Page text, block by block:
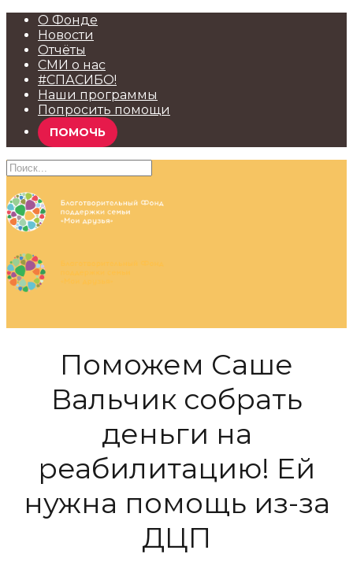
О Фонде
Новости
Отчёты
СМИ о нас
#СПАСИБО!
Наши программы
Попросить помощи
ПОМОЧЬ
Поможем Саше
Вальчик собрать
деньги на
реабилитацию! Ей
нужна помощь из-за
ДЦП